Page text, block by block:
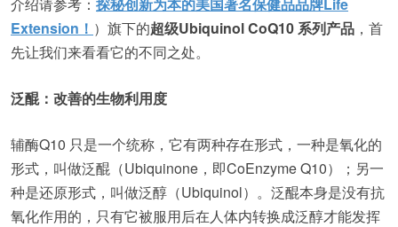
Extension！ ）旗下的超级Ubiquinol CoQ10 系列产品 ，首
先让我们来看看它的不同之处。
泛醌： 改善的生物利用度
辅酶Q10 只是一个统称，它有两种存在形式，一种是氧化的
形式，叫做泛醌（Ubiquinone，即CoEnzyme Q10）；另一
种是还原形式，叫做泛醇（Ubiquinol）。泛醌本身是没有抗
氧化作用的，只有它被服用后在人体内转换成泛醇才能发挥